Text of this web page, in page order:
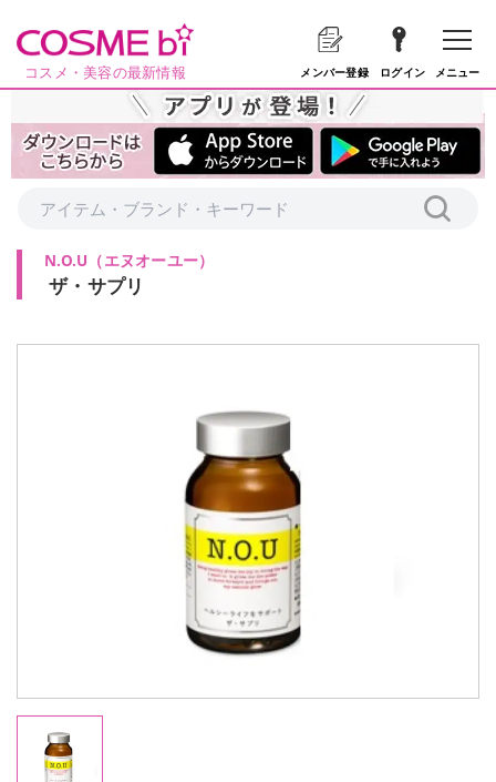
コスメ・美容の最新情報 メンバー登録 ログイン メニュー
N.O.U （エヌオーユー）
ザ・サプリ